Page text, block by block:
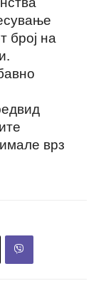
број на
врз